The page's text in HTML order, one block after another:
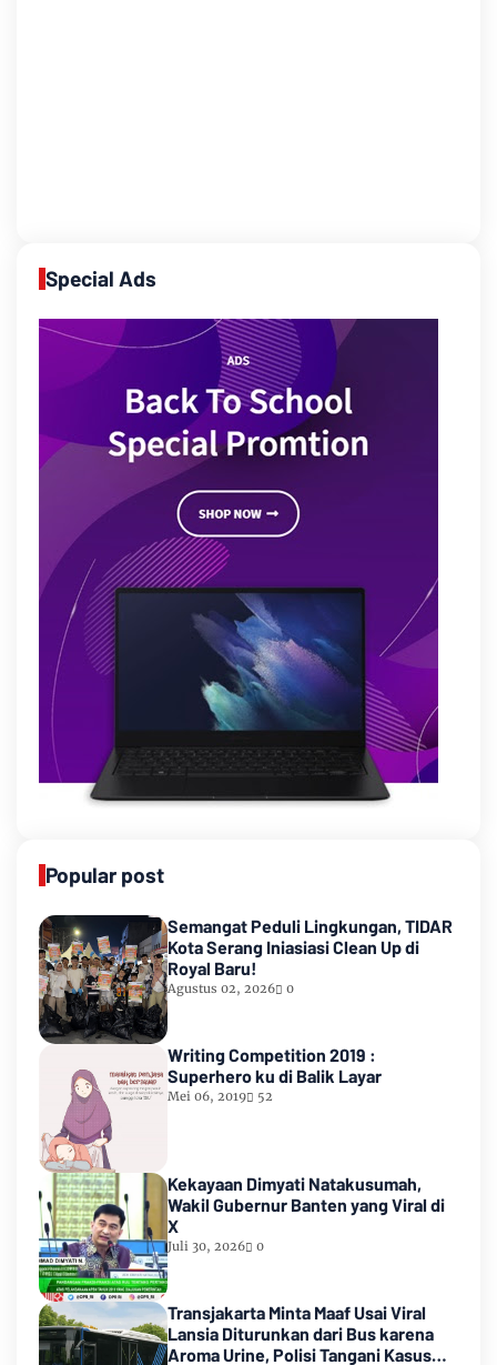
Special Ads
Popular post
Semangat Peduli Lingkungan, TIDAR
Kota Serang Iniasiasi Clean Up di
Royal Baru!
Agustus 02, 2026 0
Writing Competition 2019 :
Superhero ku di Balik Layar
Mei 06, 2019 52
Kekayaan Dimyati Natakusumah,
Wakil Gubernur Banten yang Viral di
X
Juli 30, 2026 0
Transjakarta Minta Maaf Usai Viral
Lansia Diturunkan dari Bus karena
Aroma Urine, Polisi Tangani Kasus